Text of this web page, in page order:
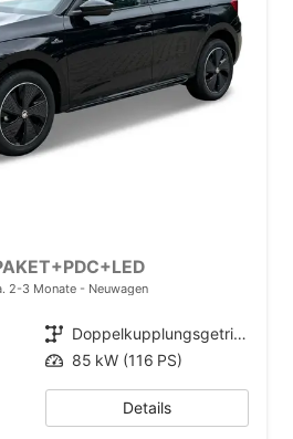
2-3 Monate Neuwagen
Getriebe
Doppelkupplungsgetriebe (DSG)
Leistung 85 kW (116 PS)
Details